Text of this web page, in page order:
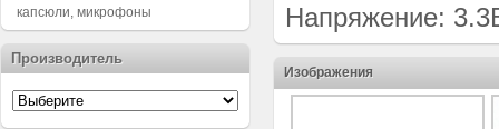
Напряжение:
Изображения
капсюли, микрофоны
Производитель